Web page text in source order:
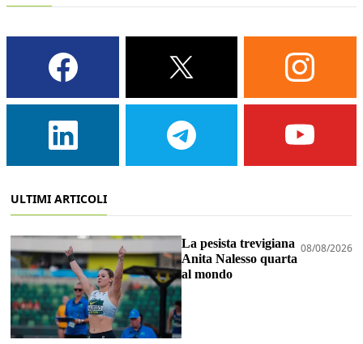
ULTIMI ARTICOLI
La pesista trevigiana
Anita Nalesso quarta
al mondo
08/08/2026